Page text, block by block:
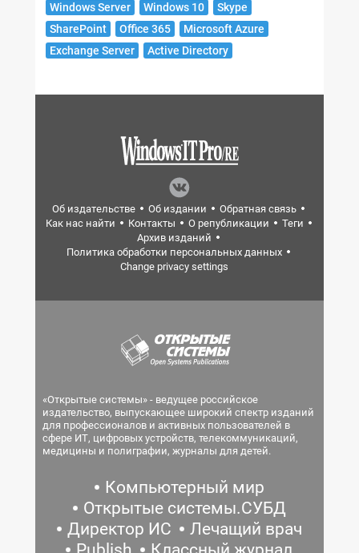
Windows Server Windows 10
Skype
SharePoint
Office 365
Microsoft Azure
Exchange Server
Active Directory
Об издательстве Об издании
Обратная связь
Как нас найти
Контакты О републикации
Теги
Архив изданий
Политика обработки персональных данных
Change privacy settings
«Открытые системы» - ведущее российское
издательство, выпускающее широкий спектр изданий
для профессионалов и активных пользователей в
сфере ИТ, цифровых устройств, телекоммуникаций,
медицины и полиграфии, журналы для детей.
Компьютерный мир
Открытые системы.СУБД
Директор ИС
Лечащий врач